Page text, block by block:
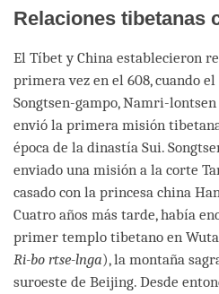
Relaciones tibetanas
El Tíbet y China establecieron
primera vez en el 608, cuando
Songtsen-gampo, Namri-lontsen
envió la primera misión
época de la dinastía Sui.
enviado una misión a la corte
casado con la princesa china
Cuatro años más tarde, había
primer templo tibetano en
Ri-bo rtse-lnga), la montaña
suroeste de Beijing. Desde